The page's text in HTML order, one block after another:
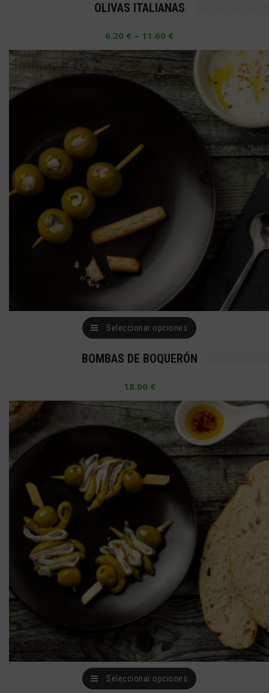
variantes.
Las
opciones
se
pueden
elegir
producto
OLIVAS ITALIANAS
6.20 € – 11.60 €
Seleccionar opciones
tiene
variantes.
Las
opciones
pueden
elegir
la
página
producto
BOMBAS DE BOQUERÓN
18.00 €
Seleccionar opciones